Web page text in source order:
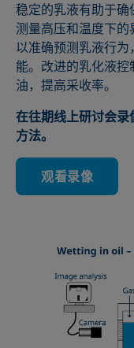
稳定的乳液有助于
测量高压和温度下
以准确预测乳液行
能。改进的乳化液
油，提高采收率。
在往期线上研讨会录
方法。
观看录像